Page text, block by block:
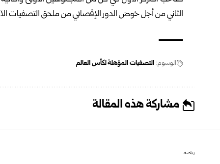
الثاني من أجل خوض الدور الإقصائي من ملحق التصفيات
الوسوم: التصفيات المؤهلة لكأس العالم
مشاركة هذه المقالة
رياضة